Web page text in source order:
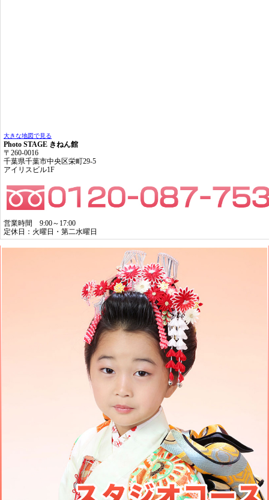
大きな地図で見る
Photo STAGE きねん館
〒260-0016
千葉県千葉市中央区栄町29-5
アイリスビル1F
営業時間 9:00～17:00
定休日：火曜日・第二水曜日